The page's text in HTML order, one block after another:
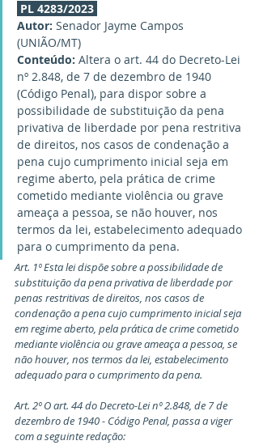
PL 4283/2023
Autor: Senador Jayme Campos
(UNIÃO/MT)
Conteúdo: Altera o art. 44 do Decreto-Lei
nº 2.848, de 7 de dezembro de 1940
(Código Penal), para dispor sobre a
possibilidade de substituição da pena
privativa de liberdade por pena restritiva
de direitos, nos casos de condenação a
pena cujo cumprimento inicial seja em
regime aberto, pela prática de crime
cometido mediante violência ou grave
ameaça a pessoa, se não houver, nos
termos da lei, estabelecimento adequado
para o cumprimento da pena.
Art. 1º Esta lei dispõe sobre a possibilidade de
substituição da pena privativa de liberdade por
penas restritivas de direitos, nos casos de
condenação a pena cujo cumprimento inicial seja
em regime aberto, pela prática de crime cometido
mediante violência ou grave ameaça a pessoa, se
não houver, nos termos da lei, estabelecimento
adequado para o cumprimento da pena.
Art. 2º O art. 44 do Decreto-Lei nº 2.848, de 7 de
dezembro de 1940 - Código Penal, passa a viger
com a seguinte redação: